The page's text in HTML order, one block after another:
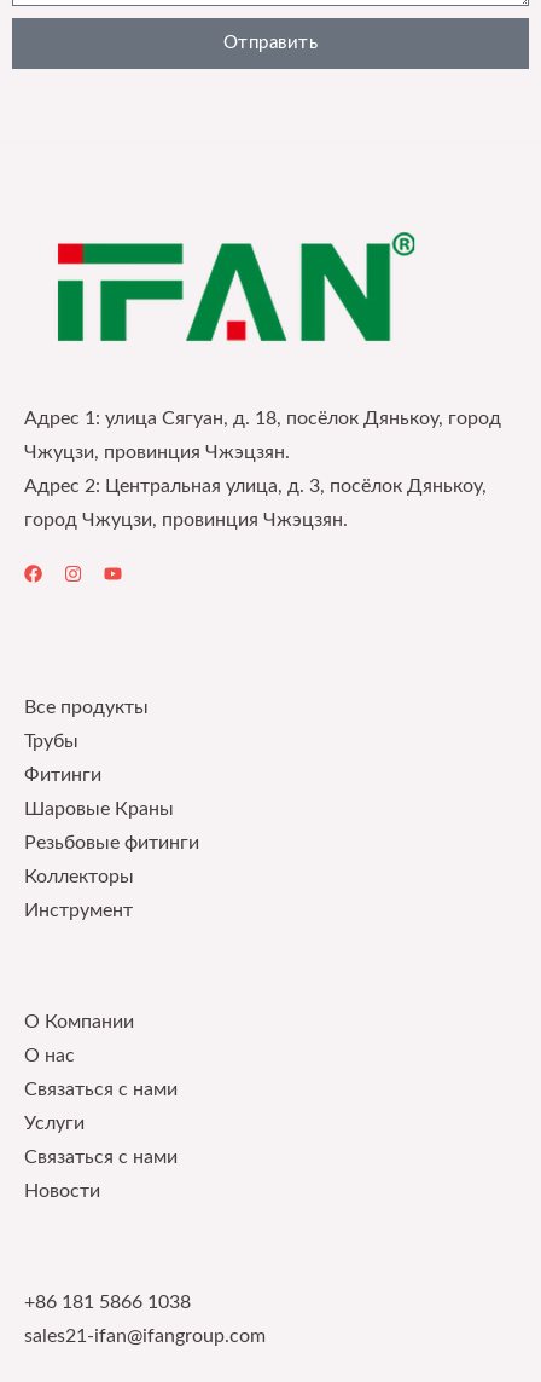
Отправить
Адрес 1: улица Сягуан, д. 18, посёлок Дянькоу, город
Чжуцзи, провинция Чжэцзян.
Адрес 2: Центральная улица, д. 3, посёлок Дянькоу,
город Чжуцзи, провинция Чжэцзян.
Все продукты
Трубы
Фитинги
Шаровые Краны
Pезьбовые фитинги
Коллекторы
Инструмент
О Компании
О нас
Связаться с нами
Услуги
Связаться с нами
Новости
+86 181 5866 1038
sales21-ifan@ifangroup.com